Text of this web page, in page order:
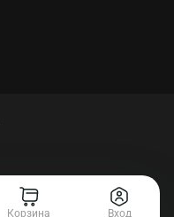
Корзина Вход